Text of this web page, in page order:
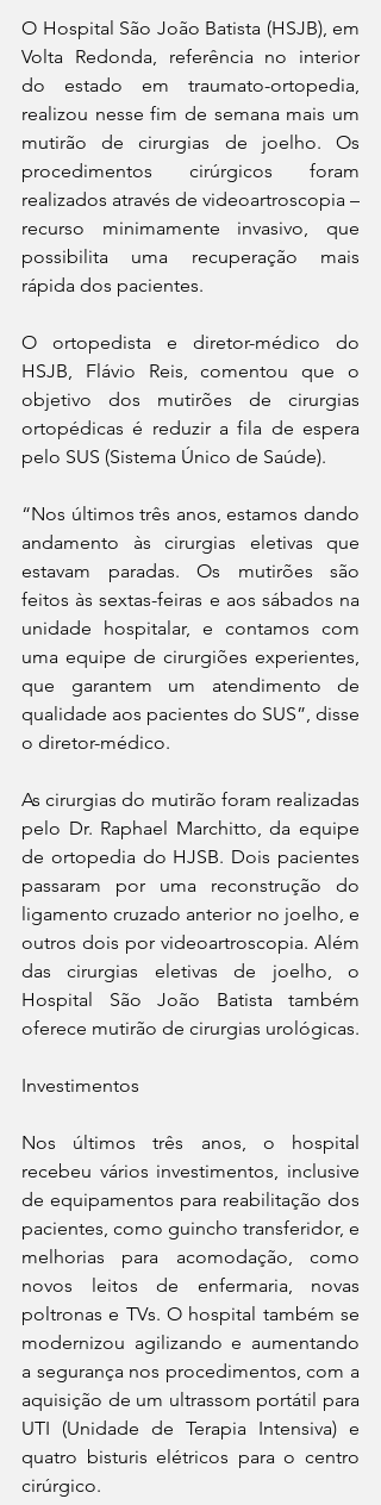
O Hospital São João Batista (HSJB), em
Volta Redonda, referência no interior
do estado em traumato-ortopedia,
realizou nesse fim de semana mais um
mutirão de cirurgias de joelho. Os
procedimentos cirúrgicos foram
realizados através de videoartroscopia –
recurso minimamente invasivo, que
possibilita uma recuperação mais
rápida dos pacientes.
O ortopedista e diretor-médico do
HSJB, Flávio Reis, comentou que o
objetivo dos mutirões de cirurgias
ortopédicas é reduzir a fila de espera
pelo SUS (Sistema Único de Saúde).
“Nos últimos três anos, estamos dando
andamento às cirurgias eletivas que
estavam paradas. Os mutirões são
feitos às sextas-feiras e aos sábados na
unidade hospitalar, e contamos com
uma equipe de cirurgiões experientes,
que garantem um atendimento de
qualidade aos pacientes do SUS”, disse
o diretor-médico.
As cirurgias do mutirão foram realizadas
pelo Dr. Raphael Marchitto, da equipe
de ortopedia do HJSB. Dois pacientes
passaram por uma reconstrução do
ligamento cruzado anterior no joelho, e
outros dois por videoartroscopia. Além
das cirurgias eletivas de joelho, o
Hospital São João Batista também
oferece mutirão de cirurgias urológicas.
Investimentos
Nos últimos três anos, o hospital
recebeu vários investimentos, inclusive
de equipamentos para reabilitação dos
pacientes, como guincho transferidor, e
melhorias para acomodação, como
novos leitos de enfermaria, novas
poltronas e TVs. O hospital também se
modernizou agilizando e aumentando
a segurança nos procedimentos, com a
aquisição de um ultrassom portátil para
UTI (Unidade de Terapia Intensiva) e
quatro bisturis elétricos para o centro
cirúrgico.